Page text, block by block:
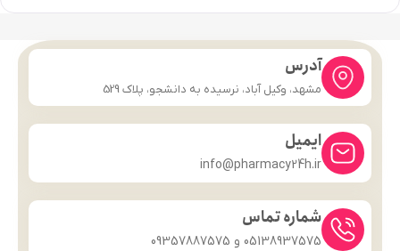
آدرس
مشهد، وکیل آباد، نرسیده به دانشجو، پلاک 529
ایمیل
info@pharmacy24h.ir
شماره تماس
05138937575 و 09357887575